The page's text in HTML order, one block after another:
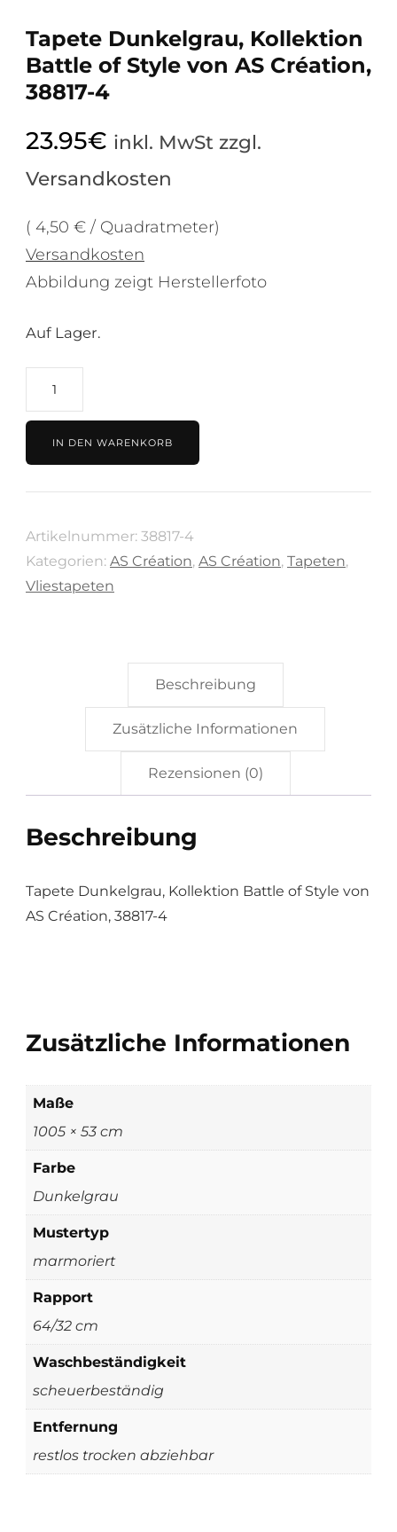
Tapete Dunkelgrau, Kollektion
Battle of Style von AS Création,
38817-4
23.95€ inkl. MwSt zzgl.
Versandkosten
( 4,50 € / Quadratmeter)
Versandkosten
Abbildung zeigt Herstellerfoto
Auf Lager.
Dunkelgrau,
Kollektion
Battle
of
von
AS
Création,
IN DEN WARENKORB
Artikelnummer: 38817-4
Kategorien: AS Création, AS Création, Tapeten,
Vliestapeten
Beschreibung
Zusätzliche Informationen
Rezensionen (0)
Beschreibung
Tapete Dunkelgrau, Kollektion Battle of Style von
AS Création, 38817-4
Zusätzliche Informationen
Maße
1005 × 53 cm
Farbe
Dunkelgrau
Mustertyp
marmoriert
Rapport
64/32 cm
Waschbeständigkeit
scheuerbeständig
Entfernung
restlos trocken abziehbar